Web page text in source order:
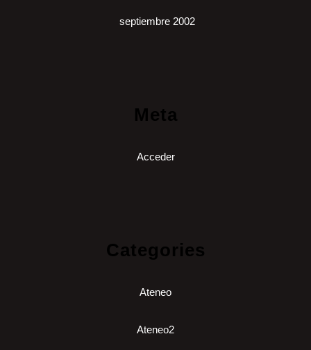
septiembre 2002
Meta
Acceder
Categories
Ateneo
Ateneo2